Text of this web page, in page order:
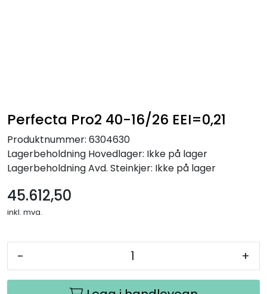
Perfecta Pro2 40-16/26 EEI=0,21
Produktnummer: 6304630
Lagerbeholdning Hovedlager: Ikke på lager
LagerbeholdningAvd. Steinkjer: Ikke på lager
45.612,50
inkl. mva.
- +
Kontakt Oss
Søk om proffkundekonto
Outlet
Be om tilbud